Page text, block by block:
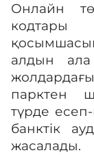
Онлайн
алдын
парктен
түрде
банктік
жасалады.